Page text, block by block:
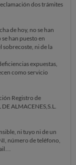
dos trámites
de hoy, no se han
han puesto en
sobrecoste, ni de la
expuestas,
como servicio
Registro de
ALMACENES,S.L.
ni tuyo ni de un
número de teléfono,